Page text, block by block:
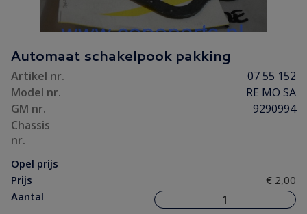
Automaat schakelpook pakking
Artikel nr.
07 55 152
Model nr.
RE MO SA
GM nr.
9290994
Chassis
nr.
Opel prijs
-
Prijs
€ 2,00
Aantal